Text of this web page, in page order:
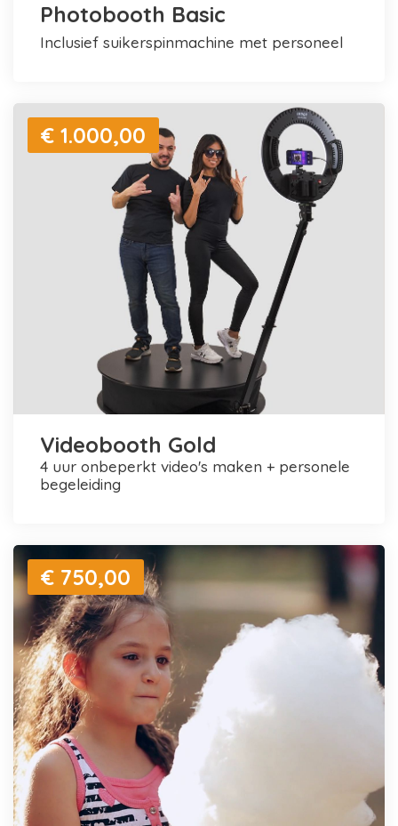
Photobooth Basic
inclusief suikerspinmachine met personeel
€ 1.000,00
Videobooth Gold
4 uur onbeperkt video's maken + personele
begeleiding
€ 750,00